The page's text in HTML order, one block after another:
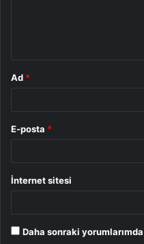
Ad *
E-posta *
İnternet sitesi
Daha sonraki